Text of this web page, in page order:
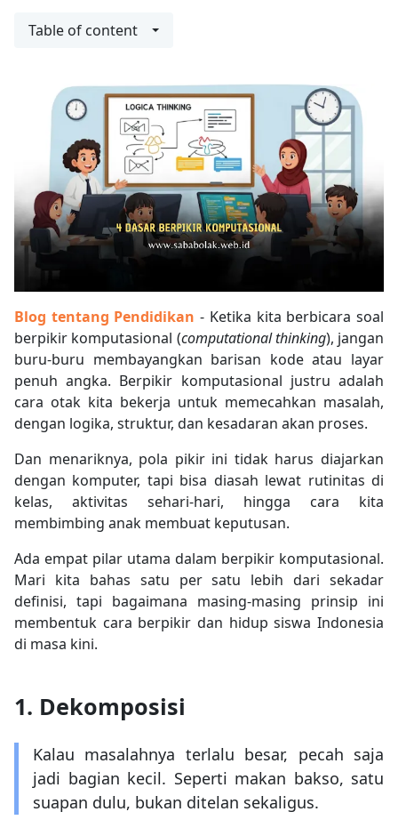
Table of content
Blog tentang Pendidikan - Ketika kita berbicara soal
berpikir komputasional (computational thinking), jangan
buru-buru membayangkan barisan kode atau layar
penuh angka. Berpikir komputasional justru adalah
cara otak kita bekerja untuk memecahkan masalah,
dengan logika, struktur, dan kesadaran akan proses.
Dan menariknya, pola pikir ini tidak harus diajarkan
dengan komputer, tapi bisa diasah lewat rutinitas di
kelas, aktivitas sehari-hari, hingga cara kita
membimbing anak membuat keputusan.
Ada empat pilar utama dalam berpikir komputasional.
Mari kita bahas satu per satu lebih dari sekadar
definisi, tapi bagaimana masing-masing prinsip ini
membentuk cara berpikir dan hidup siswa Indonesia
di masa kini.
1. Dekomposisi
Kalau masalahnya terlalu besar, pecah saja
jadi bagian kecil. Seperti makan bakso, satu
suapan dulu, bukan ditelan sekaligus.